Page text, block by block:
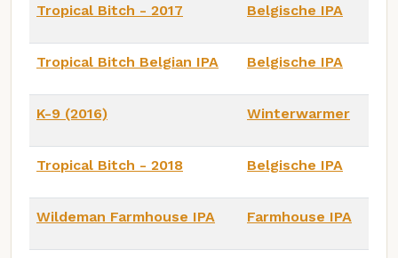
Tropical Bitch - 2017 Belgische IPA
Tropical Bitch Belgian IPA Belgische IPA
K-9 (2016) Winterwarmer
Tropical Bitch - 2018 Belgische IPA
Wildeman Farmhouse IPA Farmhouse IPA